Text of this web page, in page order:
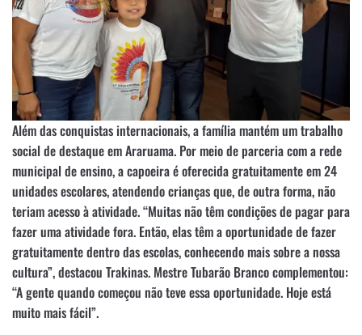
Além das conquistas internacionais, a família mantém um trabalho
social de destaque em Araruama. Por meio de parceria com a rede
municipal de ensino, a capoeira é oferecida gratuitamente em 24
unidades escolares, atendendo crianças que, de outra forma, não
teriam acesso à atividade. “Muitas não têm condições de pagar para
fazer uma atividade fora. Então, elas têm a oportunidade de fazer
gratuitamente dentro das escolas, conhecendo mais sobre a nossa
cultura”, destacou Trakinas. Mestre Tubarão Branco complementou:
“A gente quando começou não teve essa oportunidade. Hoje está
muito mais fácil”.